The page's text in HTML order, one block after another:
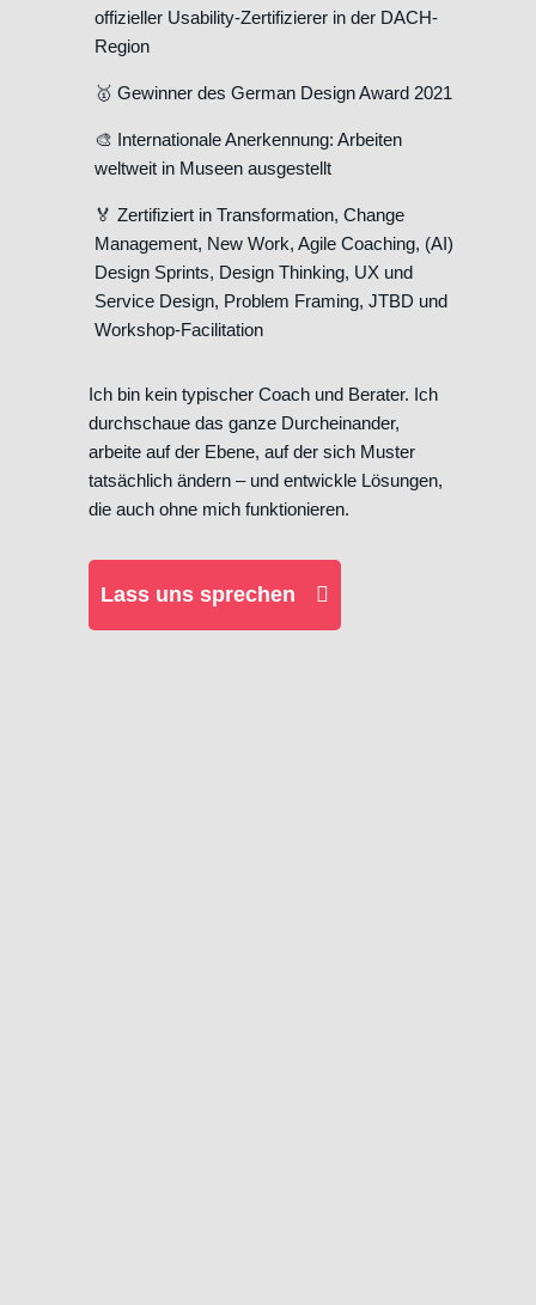
offizieller Usability-Zertifizierer in der DACH-
Region
🥇 Gewinner des German Design Award 2021
🎨 Internationale Anerkennung: Arbeiten
weltweit in Museen ausgestellt
🏅 Zertifiziert in Transformation, Change
Management, New Work, Agile Coaching, (AI)
Design Sprints, Design Thinking, UX und
Service Design, Problem Framing, JTBD und
Workshop-Facilitation
Ich bin kein typischer Coach und Berater. Ich
durchschaue das ganze Durcheinander,
arbeite auf der Ebene, auf der sich Muster
tatsächlich ändern – und entwickle Lösungen,
die auch ohne mich funktionieren.
Lass uns sprechen